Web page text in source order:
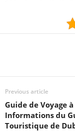
Previous article
Guide de Voyage
Informations du
Touristique de